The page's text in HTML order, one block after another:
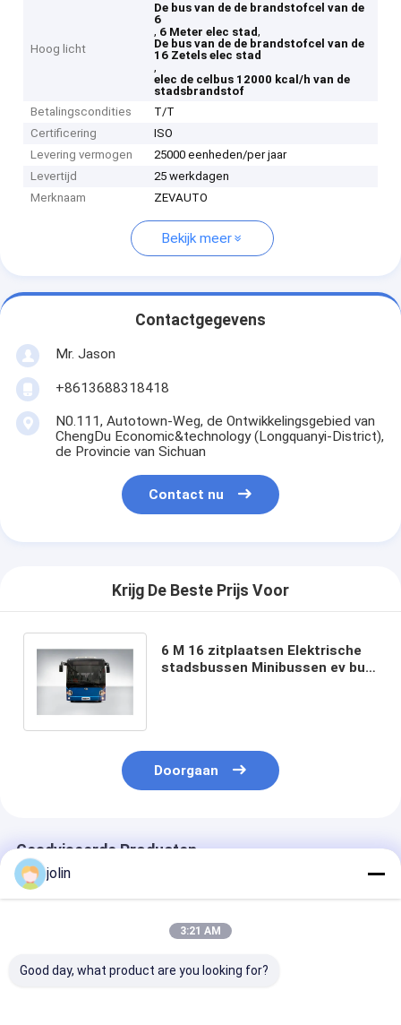
Hoog licht
De bus van de de brandstofcel van de
6
, 6 Meter elec stad,
De bus van de de brandstofcel van de
16 Zetels elec stad
,
elec de celbus 12000 kcal/h van de
stadsbrandstof
Betalingscondities
T/T
Certificering
ISO
Levering vermogen
25000 eenheden/per jaar
Levertijd
25 werkdagen
Merknaam
ZEVAUTO
Bekijk meer
Contactgegevens
Mr. Jason
+8613688318418
N0.111, Autotown-Weg, de Ontwikkelingsgebied van
ChengDu Economic&technology (Longquanyi-District),
de Provincie van Sichuan
Contact nu
Krijg De Beste Prijs Voor
6 M 16 zitplaatsen Elektrische
stadsbussen Minibussen ev bus
Doorgaan
Geadviseerde Producten
jolin
3:21 AM
Good day, what product are you looking for?